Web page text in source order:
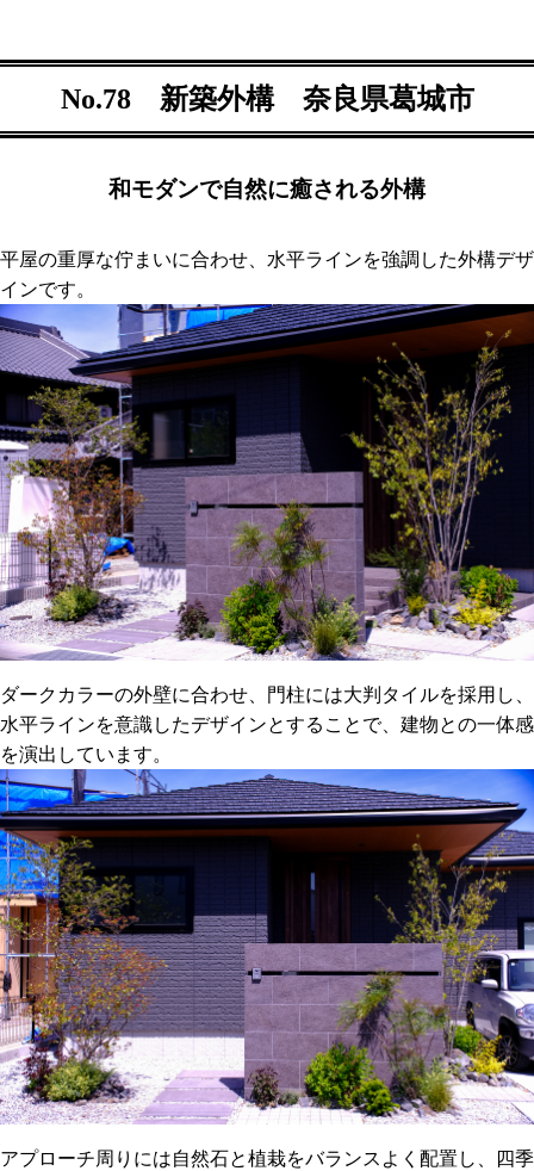
No.78 新築外構 奈良県葛城市
和モダンで自然に癒される外構
平屋の重厚な佇まいに合わせ、水平ラインを強調した外構デザ
インです。
ダークカラーの外壁に合わせ、門柱には大判タイルを採用し、
水平ラインを意識したデザインとすることで、建物との一体感
を演出しています。
アプローチ周りには自然石と植栽をバランスよく配置し、四季